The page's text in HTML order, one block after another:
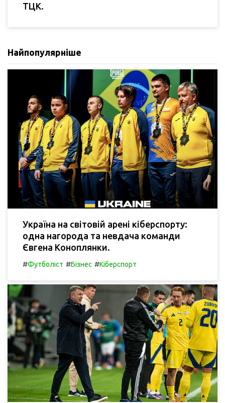
ТЦК.
Найпопулярніше
Україна на світовій арені кіберспорту:
одна нагорода та невдача команди
Євгена Коноплянки.
#Футболіст #Бізнес #Кіберспорт